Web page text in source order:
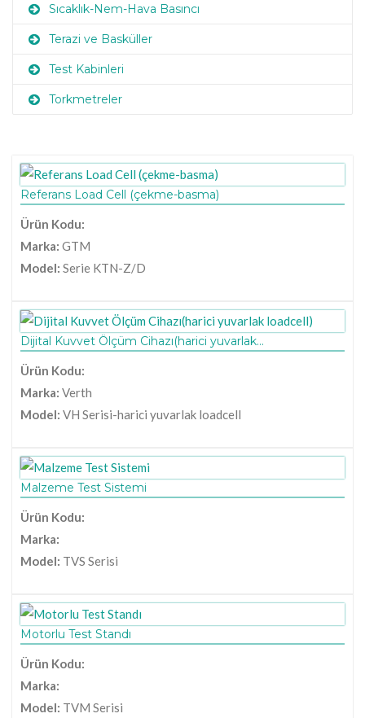
Sıcaklık-Nem-Hava Basıncı
Terazi ve Basküller
Test Kabinleri
Torkmetreler
Referans Load Cell (çekme-basma)
Ürün Kodu:
Marka: GTM
Model: Serie KTN-Z/D
Dijital Kuvvet Ölçüm Cihazı(harici yuvarlak...
Ürün Kodu:
Marka: Verth
Model: VH Serisi-harici yuvarlak loadcell
Malzeme Test Sistemi
Ürün Kodu:
Marka:
Model: TVS Serisi
Motorlu Test Standı
Ürün Kodu:
Marka:
Model: TVM Serisi